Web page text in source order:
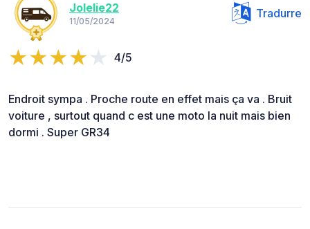
Jolelie22
11/05/2024
Tradurre
4/5
Endroit sympa . Proche route en effet mais ça va . Bruit
voiture , surtout quand c est une moto la nuit mais bien
dormi . Super GR34